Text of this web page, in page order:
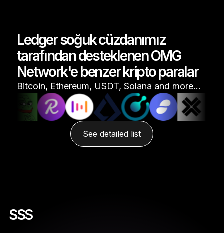
Ledger soğuk cüzdanımız
tarafından desteklenen OMG
Network'e benzer kripto paralar
Bitcoin, Ethereum, USDT, Solana and more…
See detailed list
SSS